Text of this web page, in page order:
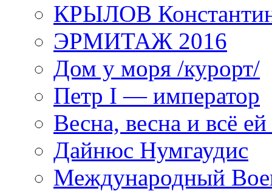
КРЫЛОВ
ЭРМИТАЖ 2016
Дом у моря /курорт/
Петр I — император
Весна, весна и всё
Дайнюс Нумгаудис
Международный